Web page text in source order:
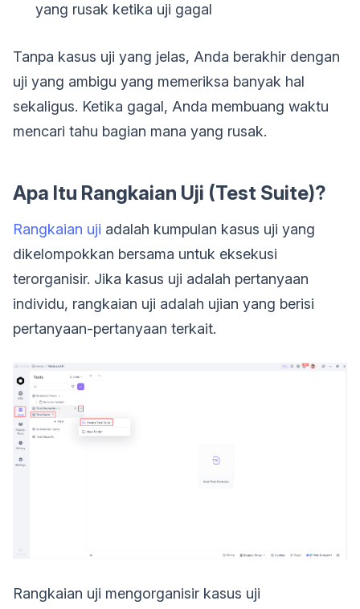
yang rusak ketika uji gagal
Tanpa kasus uji yang jelas, Anda berakhir dengan
uji yang ambigu yang memeriksa banyak hal
sekaligus. Ketika gagal, Anda membuang waktu
mencari tahu bagian mana yang rusak.
Apa Itu Rangkaian Uji (Test Suite)?
Rangkaian uji adalah kumpulan kasus uji yang
dikelompokkan bersama untuk eksekusi
terorganisir. Jika kasus uji adalah pertanyaan
individu, rangkaian uji adalah ujian yang berisi
pertanyaan-pertanyaan terkait.
Rangkaian uji mengorganisir kasus uji